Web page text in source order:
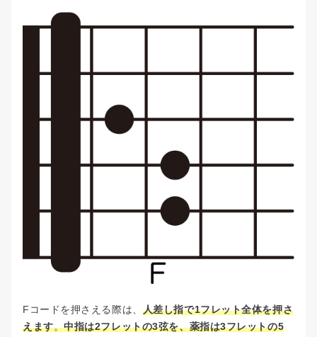
Fコードを押さえる際は、 人差し指で1フレット全体を押さ
えます。中指は2フレットの3弦を、薬指は3フレットの5